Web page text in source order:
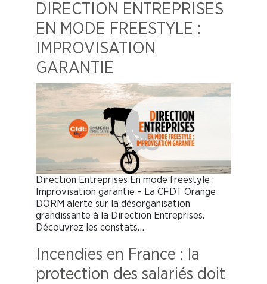
DIRECTION ENTREPRISES
EN MODE FREESTYLE :
IMPROVISATION
GARANTIE
Direction Entreprises En mode freestyle :
Improvisation garantie – La CFDT Orange
DORM alerte sur la désorganisation
grandissante à la Direction Entreprises.
Découvrez les constats…
Incendies en France : la
protection des salariés doit